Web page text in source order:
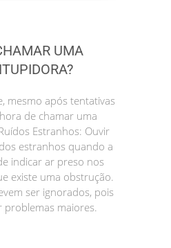
UMA
mesmo após tentativas
de chamar uma
Estranhos: Ouvir
estranhos quando a
indicar ar preso nos
existe uma obstrução.
ser ignorados, pois
problemas maiores.